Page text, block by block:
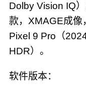
Dolby Vision IQ
款，XMAGE成像
Pixel 9 Pro（
HDR）。
软件版本：